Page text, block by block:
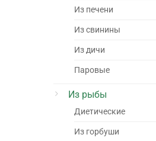
Из печени
Из свинины
Из дичи
Паровые
Из рыбы
Диетические
Из горбуши